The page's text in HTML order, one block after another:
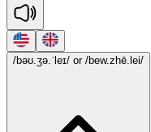
/bəʊ.ʒə.ˈleɪ/ or /bew.zhē.lei/